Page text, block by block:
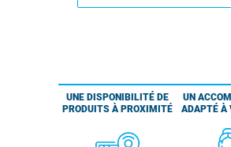
UNE DISPONIBILITÉ DE
PRODUITS À PROXIMITÉ
UN
ADAPTÉ À